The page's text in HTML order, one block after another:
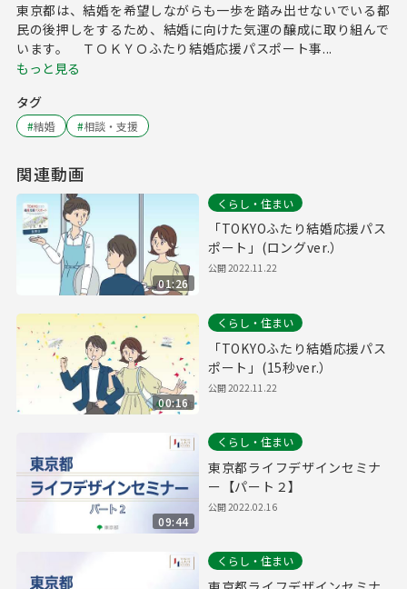
東京都は、結婚を希望しながらも一歩を踏み出せないでいる都
民の後押しをするため、結婚に向けた気運の醸成に取り組んで
います。 ＴＯＫＹＯふたり結婚応援パスポート事...
もっと見る
タグ
#結婚 #相談・支援
関連動画
01:26
くらし・住まい
「TOKYOふたり結婚応援パス
ポート」(ロングver.）
公開2022.11.22
00:16
くらし・住まい
「TOKYOふたり結婚応援パス
ポート」(15秒ver.）
公開2022.11.22
09:44
くらし・住まい
東京都ライフデザインセミナ
ー【パート２】
公開2022.02.16
くらし・住まい